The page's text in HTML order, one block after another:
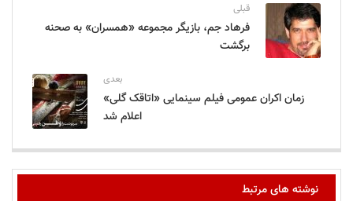
قبلی
فرهاد جم، بازیگر مجموعه «همسران» به صحنه
برگشت
بعدی
زمان اکران عمومی فیلم سینمایی «اتاقک گلی»
اعلام شد
نوشته های مرتبط